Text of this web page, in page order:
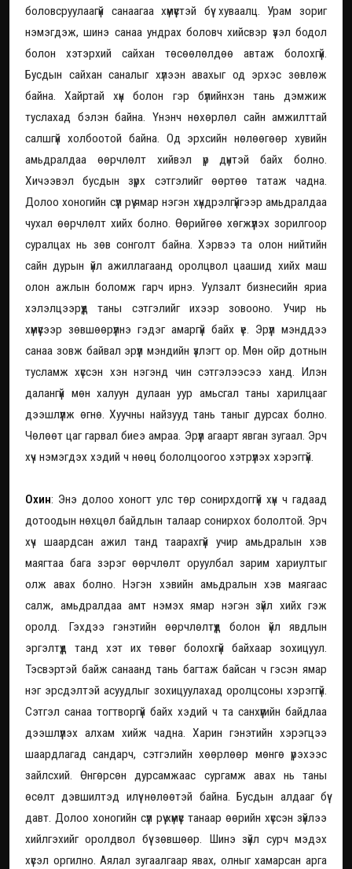
боловсруулаагүй санаагаа хүмүүстэй бүү хуваалц. Урам зориг
нэмэгдэж, шинэ санаа ундрах боловч хийсвэр үзэл бодол
болон хэтэрхий сайхан төсөөлөлдөө автаж болохгүй.
Бусдын сайхан саналыг хүлээн авахыг од эрхэс зөвлөж
байна. Хайртай хүн болон гэр бүлийнхэн тань дэмжиж
туслахад бэлэн байна. Үнэнч нөхөрлөл сайн амжилттай
салшгүй холбоотой байна. Од эрхсийн нөлөөгөөр хувийн
амьдралдаа өөрчлөлт хийвэл үр дүнтэй байх болно.
Хичээвэл бусдын зүрх сэтгэлийг өөртөө татаж чадна.
Долоо хоногийн сүүл рүү ямар нэгэн хүндрэлгүйгээр амьдралдаа
чухал өөрчлөлт хийх болно. Өөрийгөө хөгжүүлэх зорилгоор
суралцах нь зөв сонголт байна. Хэрвээ та олон нийтийн
сайн дурын үйл ажиллагаанд оролцвол цаашид хийх маш
олон ажлын боломж гарч ирнэ. Уулзалт бизнесийн яриа
хэлэлцээрүүд таны сэтгэлийг ихээр зовооно. Учир нь
хүмүүсээр зөвшөөрүүлнэ гэдэг амаргүй байх үе. Эрүүл мэнддээ
санаа зовж байвал эрүүл мэндийн үзлэгт ор. Мөн ойр дотнын
тусламж хүссэн хэн нэгэнд чин сэтгэлээсээ ханд. Илэн
далангүй мөн халуун дулаан уур амьсгал таны харилцааг
дээшлүүлж өгнө. Хуучны найзууд тань таныг дурсах болно.
Чөлөөт цаг гарвал биеэ амраа. Эрүүл агаарт явган зугаал. Эрч
хүч нэмэгдэх хэдий ч нөөц бололцоогоо хэтрүүлэх хэрэггүй.
Охин: Энэ долоо хоногт улс төр сонирхдоггүй хүн ч гадаад
дотоодын нөхцөл байдлын талаар сонирхох бололтой. Эрч
хүч шаардсан ажил танд таарахгүй учир амьдралын хэв
маягтаа бага зэрэг өөрчлөлт оруулбал зарим хариултыг
олж авах болно. Нэгэн хэвийн амьдралын хэв маягаас
салж, амьдралдаа амт нэмэх ямар нэгэн зүйл хийх гэж
оролд. Гэхдээ гэнэтийн өөрчлөлтүүд болон үйл явдлын
эргэлтүүд танд хэт их төвөг болохгүй байхаар зохицуул.
Тэсвэртэй байж санаанд тань багтаж байсан ч гэсэн ямар
нэг эрсдэлтэй асуудлыг зохицуулахад оролцсоны хэрэггүй.
Сэтгэл санаа тогтворгүй байх хэдий ч та санхүүгийн байдлаа
дээшлүүлэх алхам хийж чадна. Харин гэнэтийн хэрэгцээ
шаардлагад сандарч, сэтгэлийн хөөрлөөр мөнгө үрэхээс
зайлсхий. Өнгөрсөн дурсамжаас сургамж авах нь таны
өсөлт дэвшилтэд илүү нөлөөтэй байна. Бусдын алдааг бүү
давт. Долоо хоногийн сүүл рүү хүмүүс танаар өөрийн хүссэн зүйлээ
хийлгэхийг оролдвол бүү зөвшөөр. Шинэ зүйл сурч мэдэх
хүсэл оргилно. Аялал зугаалгаар явах, олныг хамарсан арга